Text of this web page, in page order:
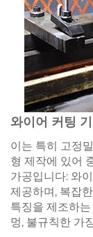
와이어 커팅
이는 특히 고정
형 제작에 있어
가공입니다: 와
제공하며, 복잡
특징을 제조하
멍, 불규칙한 가